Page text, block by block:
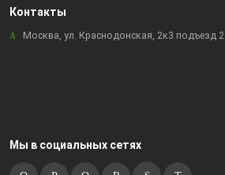
Контакты
Москва, ул. Краснодонская, 2к3 подъезд 2
Мы в социальных сетях